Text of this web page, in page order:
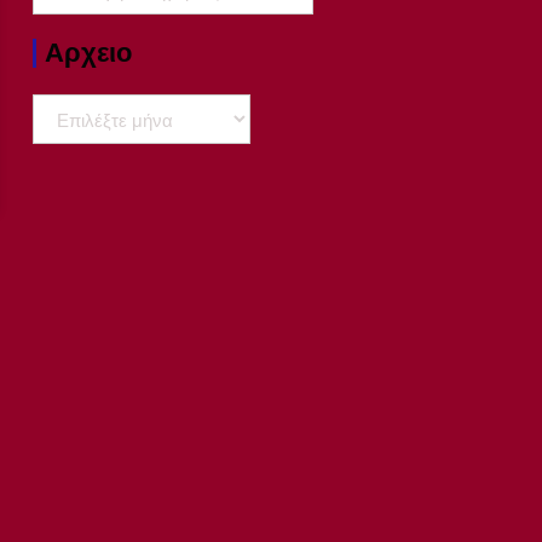
Αρχειο
Αρχειο